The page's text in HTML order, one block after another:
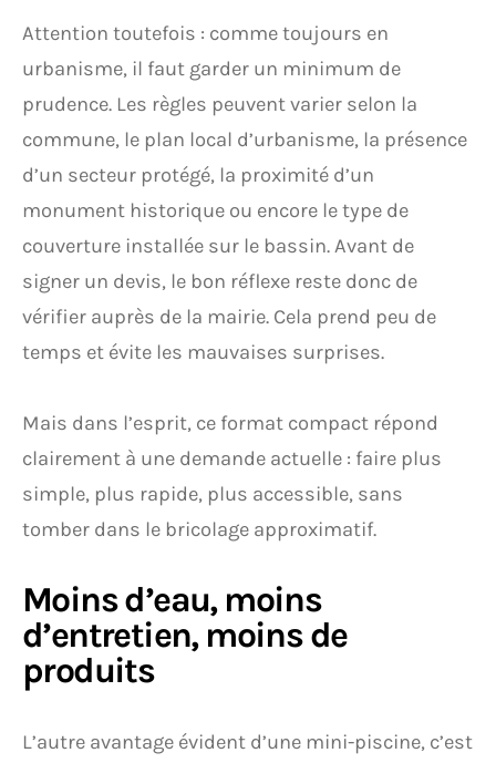
Attention toutefois : comme toujours en
urbanisme, il faut garder un minimum de
prudence. Les règles peuvent varier selon la
commune, le plan local d’urbanisme, la présence
d’un secteur protégé, la proximité d’un
monument historique ou encore le type de
couverture installée sur le bassin. Avant de
signer un devis, le bon réflexe reste donc de
vérifier auprès de la mairie. Cela prend peu de
temps et évite les mauvaises surprises.
Mais dans l’esprit, ce format compact répond
clairement à une demande actuelle : faire plus
simple, plus rapide, plus accessible, sans
tomber dans le bricolage approximatif.
Moins d’eau, moins
d’entretien, moins de
produits
L’autre avantage évident d’une mini-piscine, c’est